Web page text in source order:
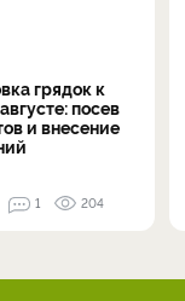
грядок к
посев
и внесение
1 204